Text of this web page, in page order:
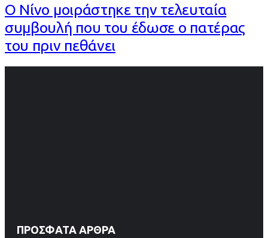
Ο Νίνο μοιράστηκε την τελευταία
συμβουλή που του έδωσε ο πατέρας
του πριν πεθάνει
ΠΡΌΣΦΑΤΑ ΆΡΘΡΑ